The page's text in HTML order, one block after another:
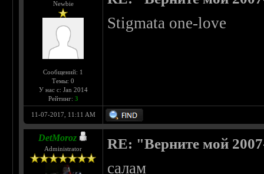
Newbie
Сообщений: 1
Темы: 0
У нас с: Jan 2014
Рейтинг: 3
Stigmata one-love
11-07-2017, 11:11 AM
DetMoroz
Administrator RE: "Верните мой
салам